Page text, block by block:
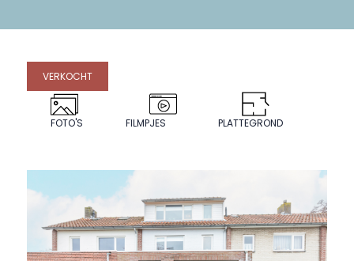
VERKOCHT
FOTO'S FILMPJES PLATTEGROND